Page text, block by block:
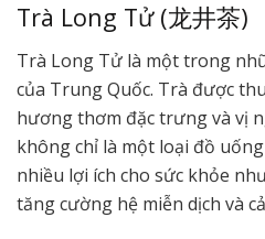
Trà Long Tử (龙井茶)
Trà Long Tử là một trong
của Trung Quốc. Trà được
hương thơm đặc trưng và vị
không chỉ là một loại đồ
nhiều lợi ích cho sức khỏe
tăng cường hệ miễn dịch và